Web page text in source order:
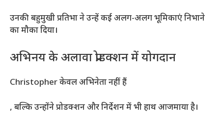
उनकी बहुमुखी प्रतिभा ने उन्हें कई अलग-अलग भूमिकाएं निभाने
का मौका दिया।
अभिनय के अलावा प्रोडक्शन में योगदान
Christopher केवल अभिनेता नहीं हैं
, बल्कि उन्होंने प्रोडक्शन और निर्देशन में भी हाथ आजमाया है।